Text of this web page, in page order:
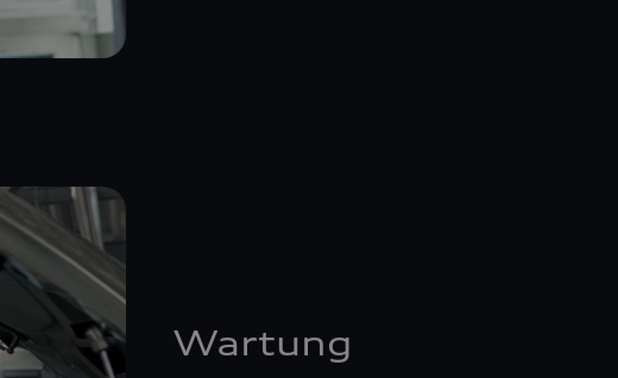
Wartung